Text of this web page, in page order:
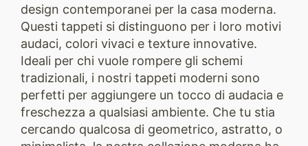
design contemporanei per la casa moderna.
Questi tappeti si distinguono per i loro motivi
audaci, colori vivaci e texture innovative.
Ideali per chi vuole rompere gli schemi
tradizionali, i nostri tappeti moderni sono
perfetti per aggiungere un tocco di audacia e
freschezza a qualsiasi ambiente. Che tu stia
cercando qualcosa di geometrico, astratto, o